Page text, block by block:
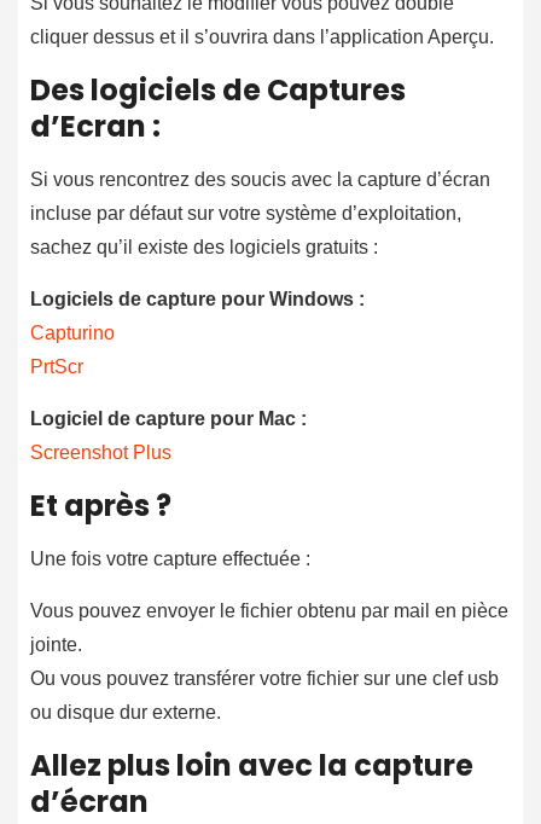
cliquer dessus et il s’ouvrira dans l’application Aperçu.
Des logiciels de Captures
d’Ecran :
Si vous rencontrez des soucis avec la capture d’écran
incluse par défaut sur votre système d’exploitation,
sachez qu’il existe des logiciels gratuits :
Logiciels de capture pour Windows :
Capturino
PrtScr
Logiciel de capture pour Mac :
Screenshot Plus
Et après ?
Une fois votre capture effectuée :
Vous pouvez envoyer le fichier obtenu par mail en pièce
jointe.
Ou vous pouvez transférer votre fichier sur une clef usb
ou disque dur externe.
Allez plus loin avec la capture
d’écran